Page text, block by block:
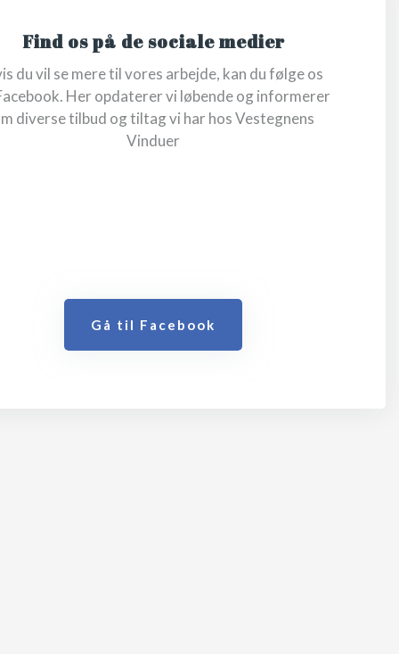
​Find os på de sociale medier
du vil se mere til vores arbejde, kan du følge os
Her opdaterer vi løbende og informerer
diverse tilbud og tiltag vi har hos Vestegnens
Vinduer
Gå til Facebook​